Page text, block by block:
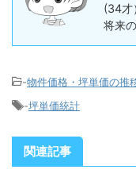
(34才
将来
-物件価格・坪単価の推
-坪単価統計
関連記事